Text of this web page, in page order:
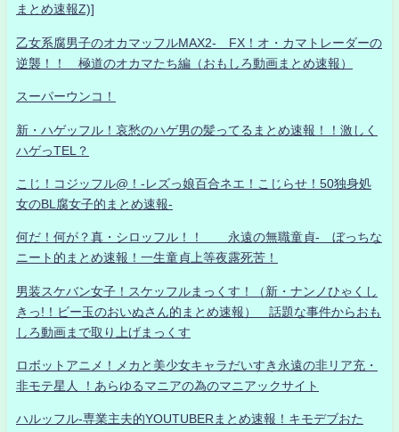
まとめ速報Z)]
乙女系腐男子のオカマッフルMAX2- FX！オ・カマトレーダーの
逆襲！！ 極道のオカマたち編（おもしろ動画まとめ速報）
スーパーウンコ！
新・ハゲッフル！哀愁のハゲ男の髪ってるまとめ速報！！激しく
ハゲっTEL？
こじ！コジッフル@！-レズっ娘百合ネエ！こじらせ！50独身処
女のBL腐女子的まとめ速報-
何だ！何が？真・シロッフル！！ 永遠の無職童貞- ぼっちな
ニート的まとめ速報！一生童貞上等夜露死苦！
男装スケバン女子！スケッフルまっくす！（新・ナンノひゃくし
きっ!！ビー玉のおいぬさん的まとめ速報） 話題な事件からおも
しろ動画まで取り上げまっくす
ロボットアニメ！メカと美少女キャラだいすき永遠の非リア充・
非モテ星人 ！あらゆるマニアの為のマニアックサイト
ハルッフル-専業主夫的YOUTUBERまとめ速報！キモデブおた